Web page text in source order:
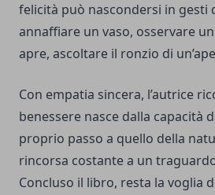
felicità può nascondersi in gesti
annaffiare un vaso, osservare
apre, ascoltare il ronzio di
Con empatia sincera, l’autrice
benessere nasce dalla capacità
proprio passo a quello della
rincorsa costante a un
Concluso il libro, resta la voglia